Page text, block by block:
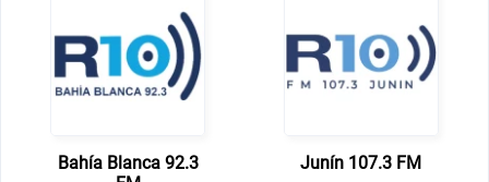
Bahía Blanca 92.3
Junín 107.3 FM